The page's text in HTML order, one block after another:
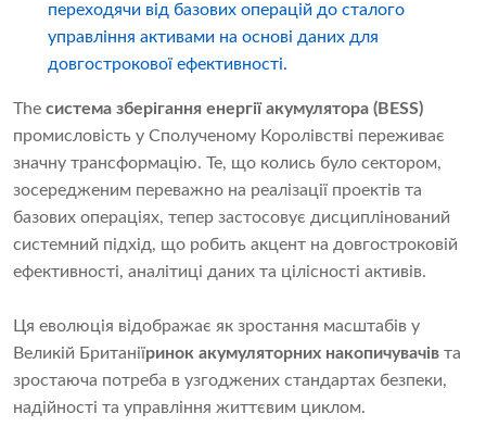
переходячи від базових операцій до сталого
управління активами на основі даних для
довгострокової ефективності.
The система зберігання енергії акумулятора (BESS)
промисловість у Сполученому Королівстві переживає
значну трансформацію. Те, що колись було сектором,
зосередженим переважно на реалізації проектів та
базових операціях, тепер застосовує дисциплінований
системний підхід, що робить акцент на довгостроковій
ефективності, аналітиці даних та цілісності активів.
Ця еволюція відображає як зростання масштабів у
Великій Британіїринок акумуляторних накопичувачів та
зростаюча потреба в узгоджених стандартах безпеки,
надійності та управління життєвим циклом.